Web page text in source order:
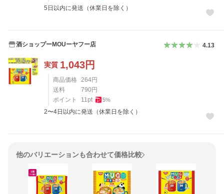
5日以内に発送（休業日を除く）
酒ショップーMOUーヤフー店 4.13
実質 1,043円
商品価格 264円
送料
790円
ポイント
11 pt 5%
2〜4日以内に発送（休業日を除く）
他のバリエーションも合わせて価格比較